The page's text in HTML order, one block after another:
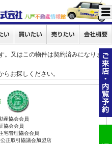
。又はこの物件は契約済みになりまし
らお探しください。
産協会会員
協会会員
宅管理協会会員
公正取引協議会加盟店